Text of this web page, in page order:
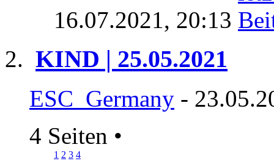
16.07.2021, 20:13
KIND | 25.05.2021
ESC_Germany -
4 Seiten •
1 2 3 4